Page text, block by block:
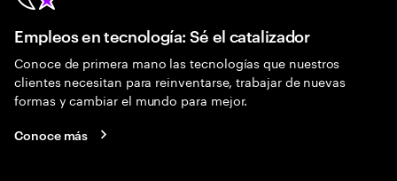
Empleos en tecnología: Sé el catalizador
Conoce de primera mano las tecnologías que nuestros
clientes necesitan para reinventarse, trabajar de nuevas
formas y cambiar el mundo para mejor.
Conoce más